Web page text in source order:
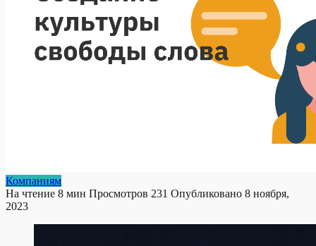
Компаниям
На чтение 8 мин Просмотров 231 Опубликовано 8 ноября,
2023